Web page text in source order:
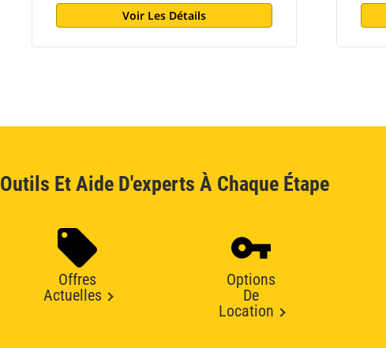
Voir Les Détails
Outils Et Aide D'experts À Chaque Étape
Offres
Actuelles
Options
De
Location